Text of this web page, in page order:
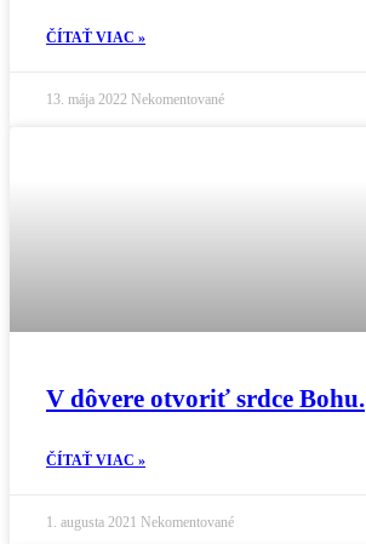
ČÍTAŤ VIAC »
13. mája 2022 Nekomentované
V dôvere otvoriť srdce Bohu.
ČÍTAŤ VIAC »
1. augusta 2021 Nekomentované